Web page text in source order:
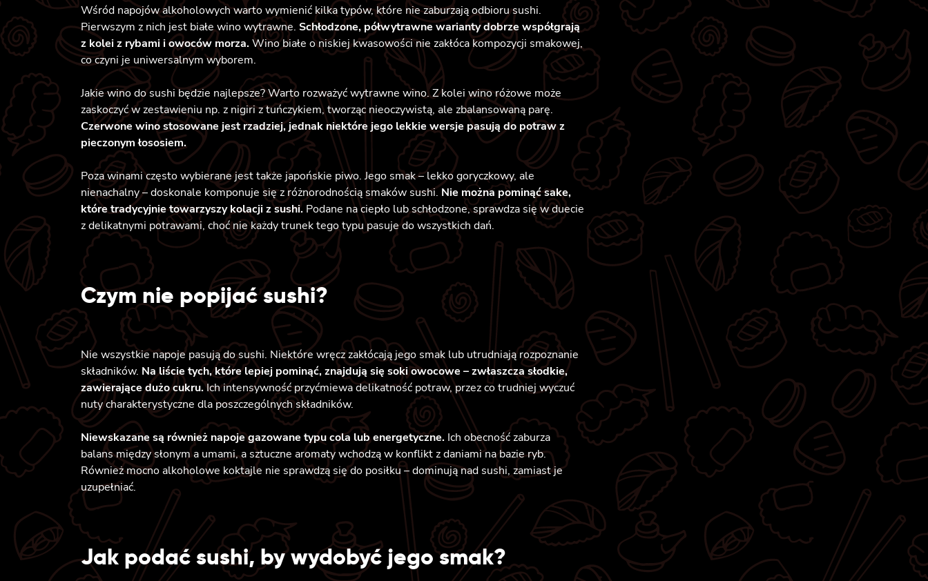
Wśród napojów alkoholowych warto wymienić kilka typów, które nie zaburzają odbioru sushi.
Pierwszym z nich jest białe wino wytrawne. Schłodzone, półwytrawne warianty dobrze współgrają
z kolei z rybami i owoców morza.Wino białe o niskiej kwasowości nie zakłóca kompozycji smakowej,
co czyni je uniwersalnym wyborem.
Jakie wino do sushi będzie najlepsze? Warto rozważyć wytrawne wino. Z kolei wino różowe może
zaskoczyć w zestawieniu np. z nigiri z tuńczykiem, tworząc nieoczywistą, ale zbalansowaną parę.
Czerwone wino stosowane jest rzadziej, jednak niektóre jego lekkie wersje pasują do potraw z
pieczonym łososiem.
Poza winami często wybierane jest także japońskie piwo. Jego smak – lekko goryczkowy, ale
nienachalny – doskonale komponuje się z różnorodnością smaków sushi. Nie można pominąć sake,
które tradycyjnie towarzyszy kolacji z sushi. Podane na ciepło lub schłodzone, sprawdza się w duecie
z delikatnymi potrawami, choć nie każdy trunek tego typu pasuje do wszystkich dań.
Czym nie popijać sushi?
Nie wszystkie napoje pasują do sushi. Niektóre wręcz zakłócają jego smak lub utrudniają rozpoznanie
składników. Na liście tych, które lepiej pominąć, znajdują się soki owocowe – zwłaszcza słodkie,
zawierające dużo cukru.Ich intensywność przyćmiewa delikatność potraw, przez co trudniej wyczuć
nuty charakterystyczne dla poszczególnych składników.
Niewskazane są również napoje gazowane typu cola lub energetyczne. Ich obecność zaburza
balans między słonym a umami, a sztuczne aromaty wchodzą w konflikt z daniami na bazie ryb.
Również mocno alkoholowe koktajle nie sprawdzą się do posiłku – dominują nad sushi, zamiast je
uzupełniać.
Jak podać sushi, by wydobyć jego smak?